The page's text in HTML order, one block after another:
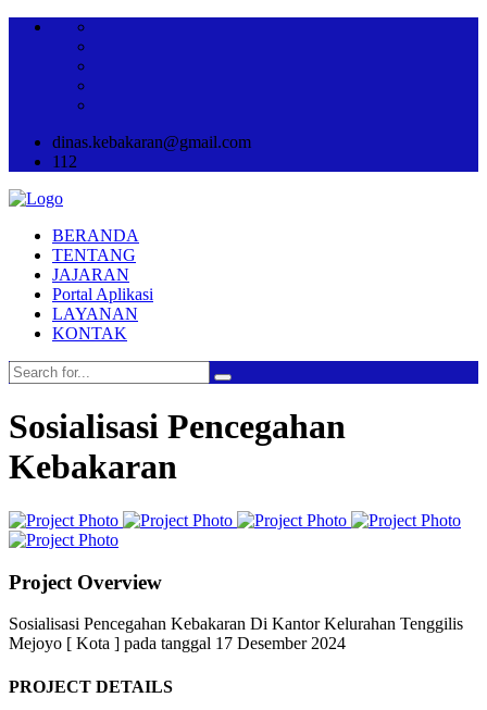
dinas.kebakaran@gmail.com
112
BERANDA
TENTANG
JAJARAN
Portal Aplikasi
LAYANAN
KONTAK
Sosialisasi Pencegahan
Kebakaran
Project Overview
Sosialisasi Pencegahan Kebakaran Di Kantor Kelurahan Tenggilis
Mejoyo [ Kota ] pada tanggal 17 Desember 2024
PROJECT DETAILS